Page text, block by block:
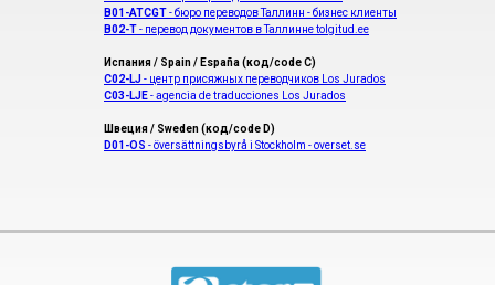
B01-ATCGT- бюро переводов Таллинн - бизнес клиенты
B02-T- перевод документов в Таллинне tolgitud.ee
Испания / Spain / España (код/code C)
С02-LJ- центр присяжных переводчиков Los Jurados
С03-LJE- agencia de traducciones Los Jurados
Швеция / Sweden (код/code D)
D01-OS - översättningsbyrå i Stockholm - overset.se